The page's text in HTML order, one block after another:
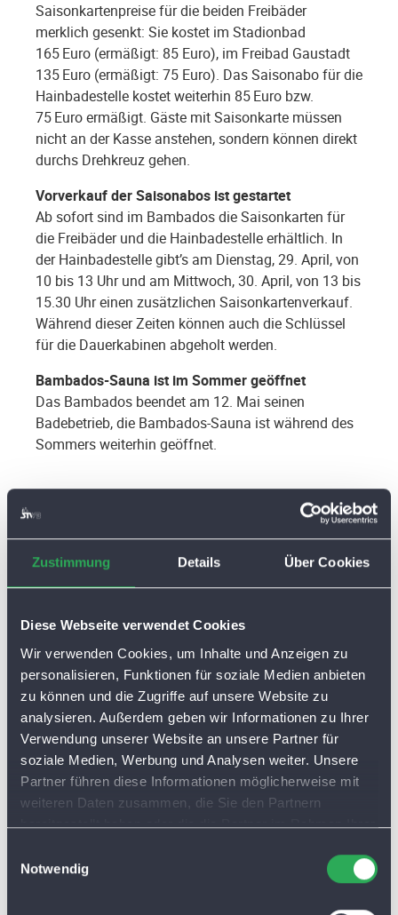
Zustimmung Details Über Cookies
Diese Webseite verwendet Cookies
Wir verwenden Cookies, um Inhalte und Anzeigen zu
personalisieren, Funktionen für soziale Medien anbieten
zu können und die Zugriffe auf unsere Website zu
analysieren. Außerdem geben wir Informationen zu Ihrer
Verwendung unserer Website an unsere Partner für
soziale Medien, Werbung und Analysen weiter. Unsere
Partner führen diese Informationen möglicherweise mit
weiteren Daten zusammen, die Sie den Partnern
bereitgestellt haben oder die die Partner im Rahmen Ihrer
Cookies automatisch zu, wenn Sie unsere Webseite
Notwendig
Saisonkartenpreise für die beiden Freibäder
merklich gesenkt: Sie kostet im Stadionbad
165 Euro (ermäßigt: 85 Euro), im Freibad Gaustadt
135 Euro (ermäßigt: 75 Euro). Das Saisonabo für die
Hainbadestelle kostet weiterhin 85 Euro bzw.
75 Euro ermäßigt. Gäste mit Saisonkarte müssen
nicht an der Kasse anstehen, sondern können direkt
durchs Drehkreuz gehen.
Vorverkauf der Saisonabos ist gestartet
Ab sofort sind im Bambados die Saisonkarten für
die Freibäder und die Hainbadestelle erhältlich. In
der Hainbadestelle gibt’s am Dienstag, 29. April, von
10 bis 13 Uhr und am Mittwoch, 30. April, von 13 bis
15.30 Uhr einen zusätzlichen Saisonkartenverkauf.
Während dieser Zeiten können auch die Schlüssel
für die Dauerkabinen abgeholt werden.
Bambados-Sauna ist im Sommer geöffnet
Das Bambados beendet am 12. Mai seinen
Badebetrieb, die Bambados-Sauna ist während des
Sommers weiterhin geöffnet.
Zurück